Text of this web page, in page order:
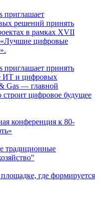
приглашает
решений принять
в рамках XVII
цифровые
принять
ИТ и цифровых
Gas — главной
строит цифровое будущее
конференция к 80-
традиционные
где формируется